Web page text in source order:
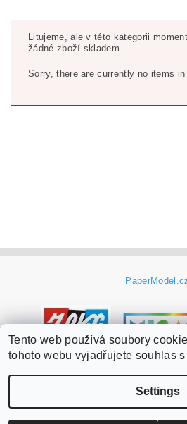
Litujeme, ale v této kategorii
žádné zboží skladem.
Sorry, there are currently no items
, all rights
Tento web používá soubory
tohoto webu vyjadřujete souhlas
Settings